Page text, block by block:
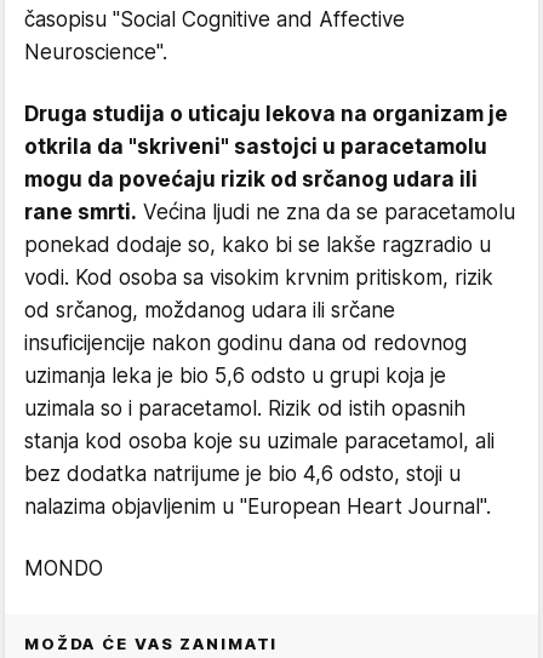
časopisu "Social Cognitive and Affective
Neuroscience".
Druga studija o uticaju lekova na organizam je
otkrila da "skriveni" sastojci u paracetamolu
mogu da povećaju rizik od srčanog udara ili
rane smrti. Većina ljudi ne zna da se paracetamolu
ponekad dodaje so, kako bi se lakše ragzradio u
vodi. Kod osoba sa visokim krvnim pritiskom, rizik
od srčanog, moždanog udara ili srčane
insuficijencije nakon godinu dana od redovnog
uzimanja leka je bio 5,6 odsto u grupi koja je
uzimala so i paracetamol. Rizik od istih opasnih
stanja kod osoba koje su uzimale paracetamol, ali
bez dodatka natrijume je bio 4,6 odsto, stoji u
nalazima objavljenim u "European Heart Journal".
MONDO
MOŽDA ĆE VAS ZANIMATI